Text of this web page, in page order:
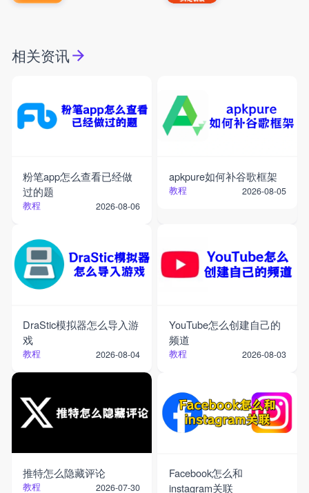
相关资讯
粉笔app怎么查看已经做
过的题
教程 2026-08-06
apkpure如何补谷歌框架
教程 2026-08-05
DraStic模拟器怎么导入游
戏
教程 2026-08-04
YouTube怎么创建自己的
频道
教程 2026-08-03
推特怎么隐藏评论
教程 2026-07-30
Facebook怎么和
instagram关联